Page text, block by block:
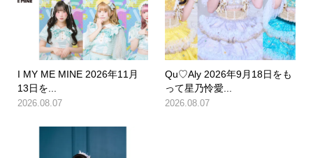
I MY ME MINE 2026年11月
13日を...
2026.08.07
Qu♡Aly 2026年9月18日をも
って星乃怜愛...
2026.08.07